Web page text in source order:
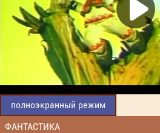
полноэкранный режим
ФАНТАСТИКА